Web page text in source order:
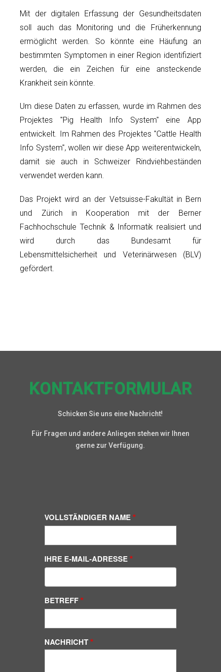
Mit der digitalen Erfassung der Gesundheitsdaten
soll auch das Monitoring und die Früherkennung
ermöglicht werden. So könnte eine Häufung an
bestimmten Symptomen in einer Region identifiziert
werden, die ein Zeichen für eine ansteckende
Krankheit sein könnte.
Um diese Daten zu erfassen, wurde im Rahmen des
Projektes "Pig Health Info System" eine App
entwickelt. Im Rahmen des Projektes "Cattle Health
Info System", wollen wir diese App weiterentwickeln,
damit sie auch in Schweizer Rindviehbeständen
verwendet werden kann.
Das Projekt wird an der Vetsuisse-Fakultät in Bern
und Zürich in Kooperation mit der Berner
Fachhochschule Technik & Informatik realisiert und
wird durch das Bundesamt für
Lebensmittelsicherheit und Veterinärwesen (BLV)
gefördert.
KONTAKTFORMULAR
Schicken Sie uns eine Nachricht!
Für Fragen und andere Anliegen stehen wir Ihnen
gerne zur Verfügung.
VOLLSTÄNDIGER NAME
IHRE E-MAIL-ADRESSE
BETREFF
NACHRICHT